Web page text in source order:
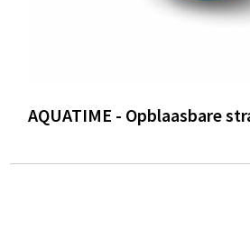
AQUATIME - Opblaasbare